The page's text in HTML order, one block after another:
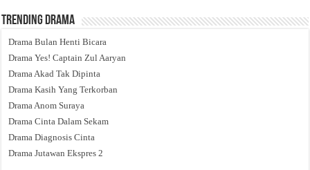
Trending Drama
Drama Bulan Henti Bicara
Drama Yes! Captain Zul Aaryan
Drama Akad Tak Dipinta
Drama Kasih Yang Terkorban
Drama Anom Suraya
Drama Cinta Dalam Sekam
Drama Diagnosis Cinta
Drama Jutawan Ekspres 2